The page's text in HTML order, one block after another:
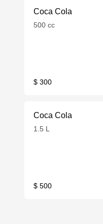
Coca Cola
500 cc
$ 300
Coca Cola
1.5 L
$ 500